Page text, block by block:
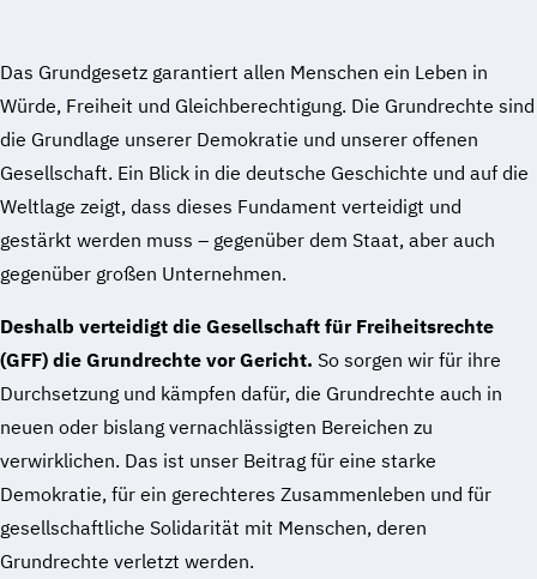
Das Grundgesetz garantiert allen Menschen ein Leben in
Würde, Freiheit und Gleichberechtigung. Die Grundrechte sind
die Grundlage unserer Demokratie und unserer offenen
Gesellschaft. Ein Blick in die deutsche Geschichte und auf die
Weltlage zeigt, dass dieses Fundament verteidigt und
gestärkt werden muss – gegenüber dem Staat, aber auch
gegenüber großen Unternehmen.
Deshalb verteidigt die Gesellschaft für Freiheitsrechte
(GFF) die Grundrechte vor Gericht. So sorgen wir für ihre
Durchsetzung und kämpfen dafür, die Grundrechte auch in
neuen oder bislang vernachlässigten Bereichen zu
verwirklichen. Das ist unser Beitrag für eine starke
Demokratie, für ein gerechteres Zusammenleben und für
gesellschaftliche Solidarität mit Menschen, deren
Grundrechte verletzt werden.